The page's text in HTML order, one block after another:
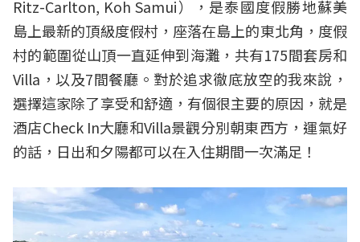
Ritz-Carlton, Koh Samui），是泰國度假勝地蘇美
島上最新的頂級度假村，座落在島上的東北角，度假
村的範圍從山頂一直延伸到海灘，共有175間套房和
Villa，以及7間餐廳。對於追求徹底放空的我來說，
選擇這家除了享受和舒適，有個很主要的原因，就是
酒店Check In大廳和Villa景觀分別朝東西方，運氣好
的話，日出和夕陽都可以在入住期間一次滿足！